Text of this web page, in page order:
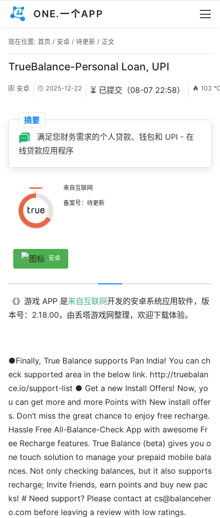
ONE.一个APP
现在位置: 首页 / 安卓 / 待更新 / 正文
TrueBalance-Personal Loan, UPI
安卓 2025-12-22 ⏳ 已提交（08-07 22:58） 103
摘要
满足您财务需求的个人贷款、钱包和 UPI - 在
线贷款应用程序
来自互联网
备案号：待更新
安卓
《》游戏 APP 是来自互联网开发的安卓系统应用软件，版
本号：2.18.00，由丢塔游戏网整理，欢迎下载体验。
●Finally, True Balance supports Pan India! You can ch
eck supported area in the below link. http://truebalan
ce.io/support-list ● Get a new Install Offers! Now, yo
u can get more and more Points with New install offer
s. Don’t miss the great chance to enjoy free recharge.
Hassle Free All-Balance-Check App with awesome Fr
ee Recharge features. True Balance (beta) gives you o
ne touch solution to manage your prepaid mobile bala
nces. Not only checking balances, but it also supports
recharge; Invite friends, earn points and buy new pac
ks! # Need support? Please contact at cs@balanceher
o.com before leaving a review with low ratings.